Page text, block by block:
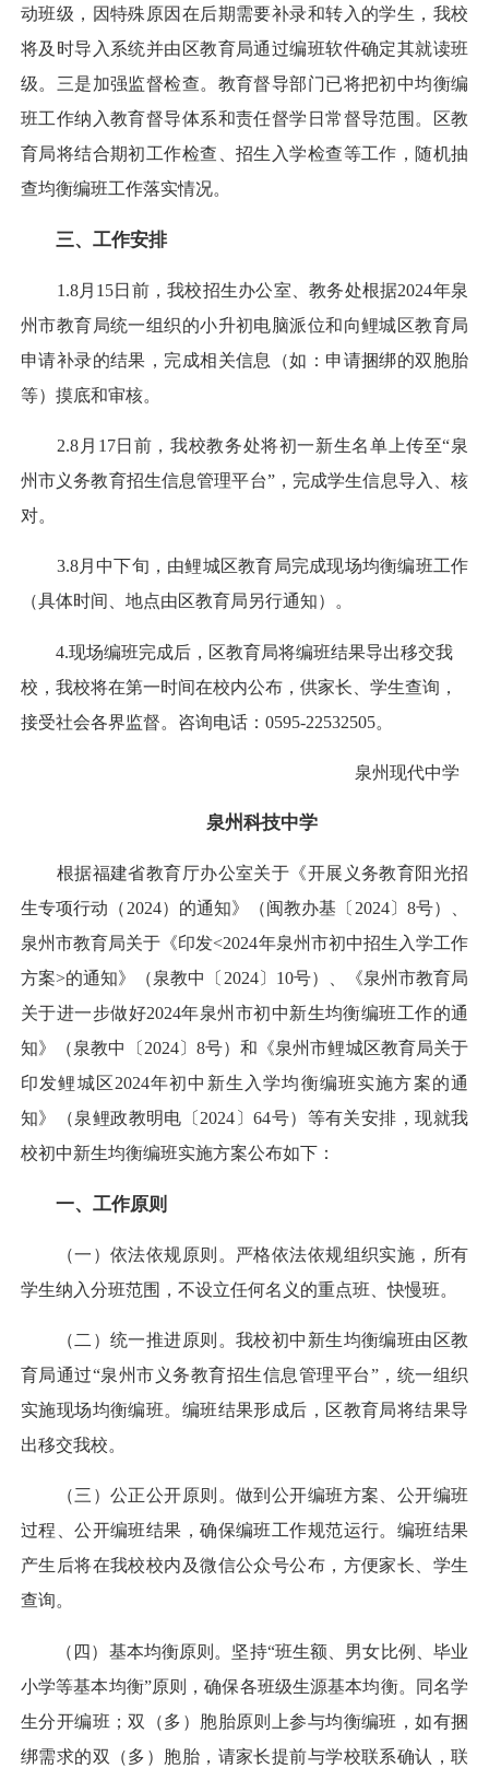
动班级，因特殊原因在后期需要补录和转入的学生，我校
将及时导入系统并由区教育局通过编班软件确定其就读班
级。三是加强监督检查。教育督导部门已将把初中均衡编
班工作纳入教育督导体系和责任督学日常督导范围。区教
育局将结合期初工作检查、招生入学检查等工作，随机抽
查均衡编班工作落实情况。
三、工作安排
1.8月15日前，我校招生办公室、教务处根据2024年泉
州市教育局统一组织的小升初电脑派位和向鲤城区教育局
申请补录的结果，完成相关信息（如：申请捆绑的双胞胎
等）摸底和审核。
2.8月17日前，我校教务处将初一新生名单上传至“泉
州市义务教育招生信息管理平台”，完成学生信息导入、核
对。
3.8月中下旬，由鲤城区教育局完成现场均衡编班工作
（具体时间、地点由区教育局另行通知）。
4.现场编班完成后，区教育局将编班结果导出移交我
校，我校将在第一时间在校内公布，供家长、学生查询，
接受社会各界监督。咨询电话：0595-22532505。
泉州现代中学
泉州科技中学
根据福建省教育厅办公室关于《开展义务教育阳光招
生专项行动（2024）的通知》（闽教办基〔2024〕8号）、
泉州市教育局关于《印发<2024年泉州市初中招生入学工作
方案>的通知》（泉教中〔2024〕10号）、《泉州市教育局
关于进一步做好2024年泉州市初中新生均衡编班工作的通
知》（泉教中〔2024〕8号）和《泉州市鲤城区教育局关于
印发鲤城区2024年初中新生入学均衡编班实施方案的通
知》（泉鲤政教明电〔2024〕64号）等有关安排，现就我
校初中新生均衡编班实施方案公布如下：
一、工作原则
（一）依法依规原则。严格依法依规组织实施，所有
学生纳入分班范围，不设立任何名义的重点班、快慢班。
（二）统一推进原则。我校初中新生均衡编班由区教
育局通过“泉州市义务教育招生信息管理平台”，统一组织
实施现场均衡编班。编班结果形成后，区教育局将结果导
出移交我校。
（三）公正公开原则。做到公开编班方案、公开编班
过程、公开编班结果，确保编班工作规范运行。编班结果
产生后将在我校校内及微信公众号公布，方便家长、学生
查询。
（四）基本均衡原则。坚持“班生额、男女比例、毕业
小学等基本均衡”原则，确保各班级生源基本均衡。同名学
生分开编班；双（多）胞胎原则上参与均衡编班，如有捆
绑需求的双（多）胞胎，请家长提前与学校联系确认，联